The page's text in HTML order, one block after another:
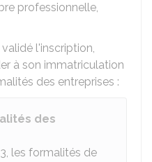
professionnelle,
l'inscription,
à son immatriculation
des entreprises :
des
les formalités de